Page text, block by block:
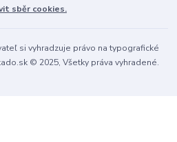
sběr cookies.
si vyhradzuje právo na typografické
© 2025, Všetky práva vyhradené.